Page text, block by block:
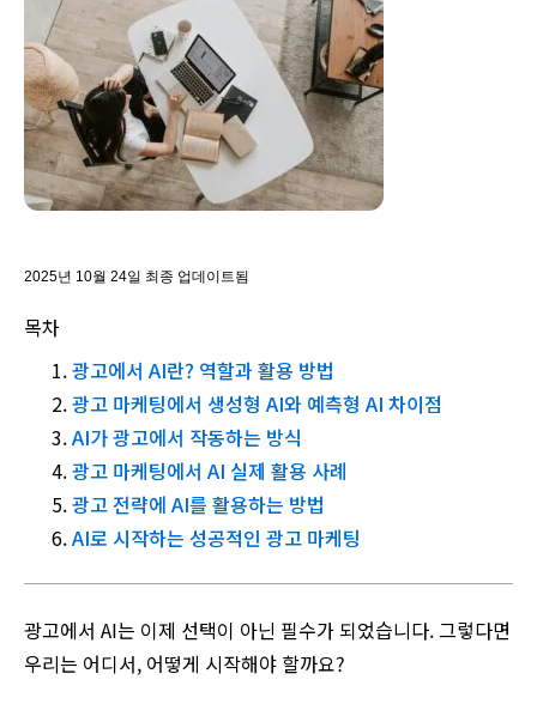
2025년 10월 24일 최종 업데이트됨
목차
광고에서 AI란? 역할과 활용 방법
광고 마케팅에서 생성형 AI와 예측형 AI 차이점
AI가 광고에서 작동하는 방식
광고 마케팅에서 AI 실제 활용 사례
광고 전략에 AI를 활용하는 방법
AI로 시작하는 성공적인 광고 마케팅
광고에서 AI는 이제 선택이 아닌 필수가 되었습니다. 그렇다면
우리는 어디서, 어떻게 시작해야 할까요?